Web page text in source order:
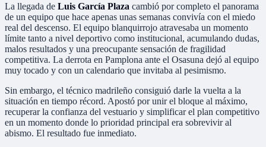
La llegada de Luis García Plaza cambió por completo el panorama
de un equipo que hace apenas unas semanas convivía con el miedo
real del descenso. El equipo blanquirrojo atravesaba un momento
límite tanto a nivel deportivo como institucional, acumulando dudas,
malos resultados y una preocupante sensación de fragilidad
competitiva. La derrota en Pamplona ante el Osasuna dejó al equipo
muy tocado y con un calendario que invitaba al pesimismo.
Sin embargo, el técnico madrileño consiguió darle la vuelta a la
situación en tiempo récord. Apostó por unir el bloque al máximo,
recuperar la confianza del vestuario y simplificar el plan competitivo
en un momento donde lo prioridad principal era sobrevivir al
abismo. El resultado fue inmediato.